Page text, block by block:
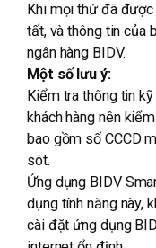
Khi mọi thứ đã
tất, và thông tin của
ngân hàng BIDV.
Một số lưu ý:
Kiểm tra thông tin
khách hàng nên
bao gồm số CCCD
sót.
Ứng dụng BIDV
dụng tính năng này,
cài đặt ứng dụng